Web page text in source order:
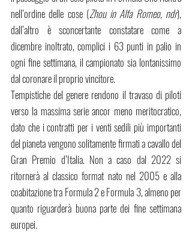
nell’ordine delle cose (Zhou in Alfa Romeo, ndr),
dall’altro è sconcertante constatare come a
dicembre inoltrato, complici i 63 punti in palio in
ogni fine settimana, il campionato sia lontanissimo
dal coronare il proprio vincitore.
Tempistiche del genere rendono il travaso di piloti
verso la massima serie ancor meno meritocratico,
dato che i contratti per i venti sedili più importanti
del pianeta vengono solitamente firmati a cavallo del
Gran Premio d’Italia. Non a caso dal 2022 si
ritornerà al classico format nato nel 2005 e alla
coabitazione tra Formula 2 e Formula 3, almeno per
quanto riguarderà buona parte dei fine settimana
europei.